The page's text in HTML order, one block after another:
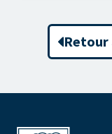
Retour